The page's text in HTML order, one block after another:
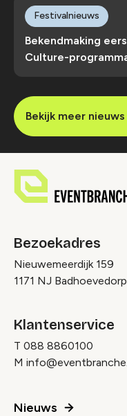
Bekendmaking
Culture-
Festivalnieuws
Bekijk meer nieuws
Bezoekadres
Nieuwemeerdijk 159
1171 NJ Badhoevedorp
Klantenservice
T 088 8860100
M
Nieuws